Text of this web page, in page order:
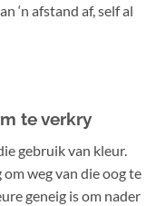
‘n afstand af, self al
te verkry
gebruik van kleur.
weg van die oog te
geneig is om nader